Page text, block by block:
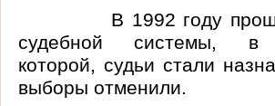
В 1992 году
судебной системы, в
которой, судьи стали
выборы отменили.